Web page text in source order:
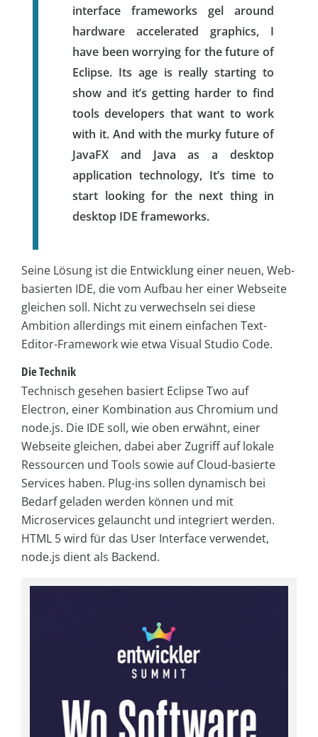
interface frameworks gel around
hardware accelerated graphics, I
have been worrying for the future of
Eclipse. Its age is really starting to
show and it’s getting harder to find
tools developers that want to work
with it. And with the murky future of
JavaFX and Java as a desktop
application technology, It’s time to
start looking for the next thing in
desktop IDE frameworks.
Seine Lösung ist die Entwicklung einer neuen, Web-
basierten IDE, die vom Aufbau her einer Webseite
gleichen soll. Nicht zu verwechseln sei diese
Ambition allerdings mit einem einfachen Text-
Editor-Framework wie etwa Visual Studio Code.
Die Technik
Technisch gesehen basiert Eclipse Two auf
Electron, einer Kombination aus Chromium und
node.js. Die IDE soll, wie oben erwähnt, einer
Webseite gleichen, dabei aber Zugriff auf lokale
Ressourcen und Tools sowie auf Cloud-basierte
Services haben. Plug-ins sollen dynamisch bei
Bedarf geladen werden können und mit
Microservices gelauncht und integriert werden.
HTML 5 wird für das User Interface verwendet,
node.js dient als Backend.